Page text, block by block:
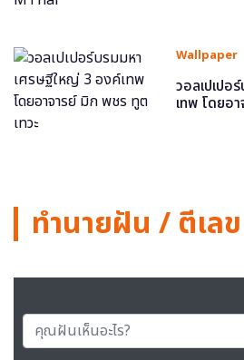
Wallpaper
วอลเปเปอ
เทพ โดยอ
ทำนายฝัน / ตีเลข